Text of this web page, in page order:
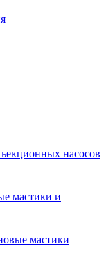
насосов
мастики и
мастики